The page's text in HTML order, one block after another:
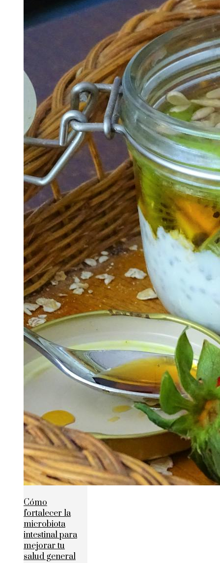
Cómo
fortalecer la
microbiota
intestinal para
mejorar tu
salud general